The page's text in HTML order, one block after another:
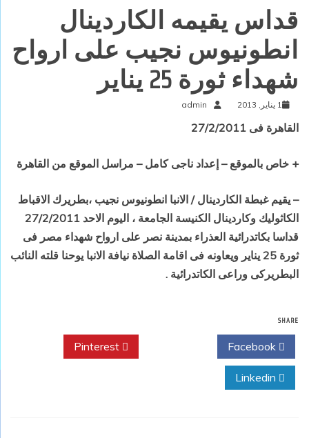
قداس يقيمه الكاردينال
انطونيوس نجيب على ارواح
شهداء ثورة 25 يناير
1 يناير, 2013 admin
القاهرة فى 27/2/2011
+ خاص بالموقع – إعداد ناجى كامل – مراسل الموقع من القاهرة
– يقيم غبطة الكاردينال / الانبا انطونيوس نجيب ،بطريرك الاقباط
الكاثوليك وكاردينال الكنيسة الجامعة ، اليوم الاحد 27/2/2011
قداسا بكاتدرائية العذراء بمدينة نصر على ارواح شهداء مصر فى
ثورة 25 يناير ويعاونه فى اقامة الصلاة نيافة الانبا يوحنا قلته النائب
البطريركى وراعى الكاتدرائية .
SHARE